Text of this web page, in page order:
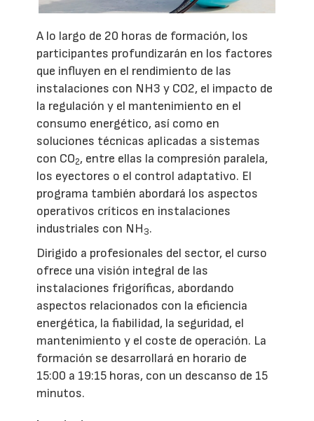
A lo largo de 20 horas de formación, los
participantes profundizarán en los factores
que influyen en el rendimiento de las
instalaciones con NH3 y CO2, el impacto de
la regulación y el mantenimiento en el
consumo energético, así como en
soluciones técnicas aplicadas a sistemas
con CO2, entre ellas la compresión paralela,
los eyectores o el control adaptativo. El
programa también abordará los aspectos
operativos críticos en instalaciones
industriales con NH3.
Dirigido a profesionales del sector, el curso
ofrece una visión integral de las
instalaciones frigoríficas, abordando
aspectos relacionados con la eficiencia
energética, la fiabilidad, la seguridad, el
mantenimiento y el coste de operación. La
formación se desarrollará en horario de
15:00 a 19:15 horas, con un descanso de 15
minutos.